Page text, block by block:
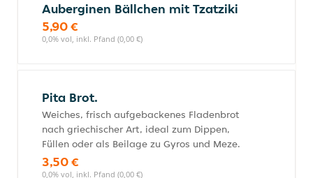
Auberginen Bällchen mit Tzatziki
5,90 €
0,0% vol, inkl. Pfand (0,00 €)
Pita Brot.
Weiches, frisch aufgebackenes Fladenbrot
nach griechischer Art, ideal zum Dippen,
Füllen oder als Beilage zu Gyros und Meze.
3,50 €
0,0% vol, inkl. Pfand (0,00 €)